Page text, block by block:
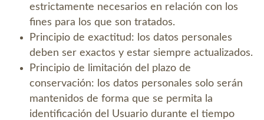
estrictamente necesarios en relación con los
fines para los que son tratados.
Principio de exactitud: los datos personales
deben ser exactos y estar siempre actualizados.
Principio de limitación del plazo de
conservación: los datos personales solo serán
mantenidos de forma que se permita la
identificación del Usuario durante el tiempo